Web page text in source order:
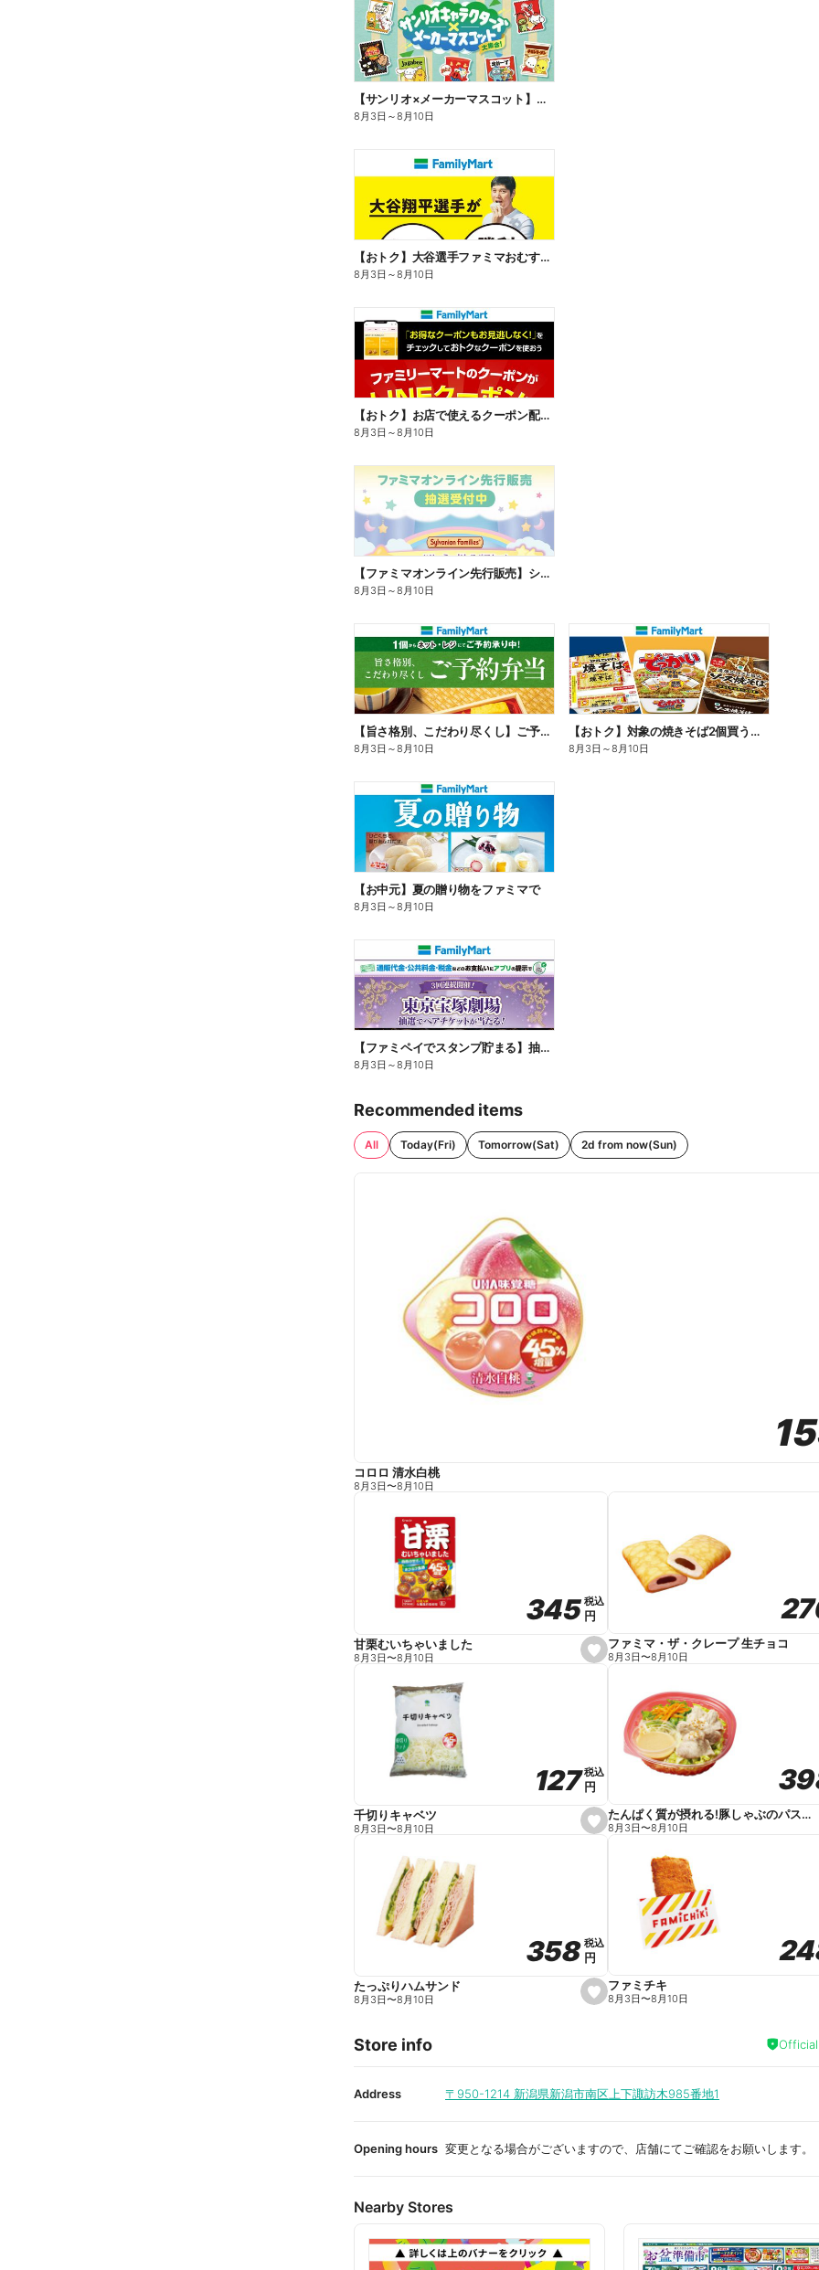
【サンリオ×メーカーマスコット】オリジナルグッズ貰える!
8月3日 ～8月10日
【おトク】大谷選手ファミマおむすび割
8月3日 ～8月10日
【おトク】お店で使えるクーポン配信中
8月3日 ～8月10日
【ファミマオンライン先行販売】シルバニアファミリー
8月3日 ～8月10日
【旨さ格別、こだわり尽くし】ご予約弁当
8月3日 ～8月10日
【おトク】対象の焼きそば2個買うと100円引き!
8月3日 ～8月10日
【お中元】夏の贈り物をファミマで
8月3日 ～8月10日
【ファミペイでスタンプ貯まる】抽選でペアチケットが当たる!
8月3日 ～8月10日
Recommended items
All Today(Fri) Tomorrow(Sat) 2d from now(Sun)
コロロ 清水白桃
8月3日〜8月10日
s
e
e
345
345税込
税込
円
円
甘栗むいちゃいました
8月3日〜8月10日
ファミマ・ザ・クレープ 生チョコ
8月3日〜8月10日
s
e
e
127
127税込
税込
円
円
千切りキャベツ
8月3日〜8月10日
たんぱく質が摂れる!豚しゃぶのパスタサラダ
8月3日〜8月10日
s
e
i
t
358
358税込
税込
円
円
たっぷりハムサンド
8月3日〜8月10日
ファミチキ
8月3日〜8月10日
Store info
Address 〒950-1214 新潟県新潟市南区上下諏訪木985番地1
Opening hours 変更となる場合がございますので、店舗にてご確認をお願いします。
Nearby Stores